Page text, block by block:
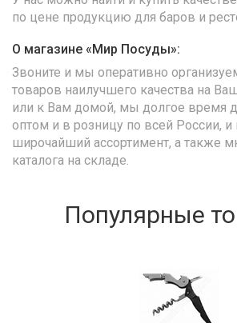
по цене продукцию для баров и
О магазине «Мир Посуды»:
Звоните и мы оперативно
товаров наилучшего качества на
или к Вам домой, мы долгое время
оптом и в розницу по всей России,
широчайший ассортимент, а также
каталога на складе.
Популярные